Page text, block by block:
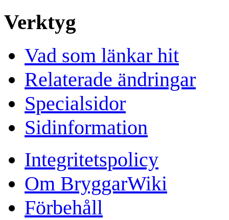
Verktyg
Vad som länkar hit
Relaterade ändringar
Specialsidor
Sidinformation
Integritetspolicy
Om BryggarWiki
Förbehåll